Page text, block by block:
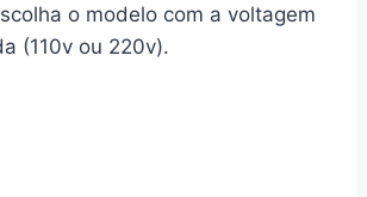
o modelo com a voltagem
(110v ou 220v).